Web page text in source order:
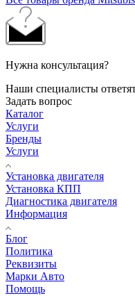
Нужна консультация?
Наши специалисты
Задать вопрос
Каталог
Услуги
Бренды
Услуги
Установка двигателя
Установка КПП
Диагностика двигателя
Информация
Блог
Политика
Реквизиты
Марки Авто
Помощь